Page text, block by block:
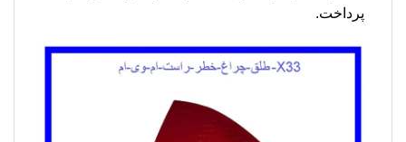
پرداخت.